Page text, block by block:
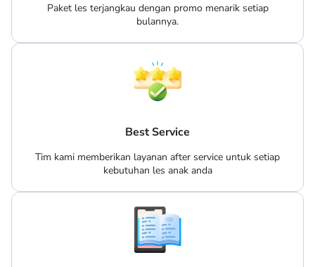
Paket les terjangkau dengan promo menarik setiap
bulannya.
Best Service
Tim kami memberikan layanan after service untuk setiap
kebutuhan les anak anda